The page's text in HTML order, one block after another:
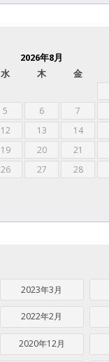
2026年8月
水 木 金
5 6 7
12 13 14
19 20 21
26 27 28
2023年3月
2022年2月
2020年12月